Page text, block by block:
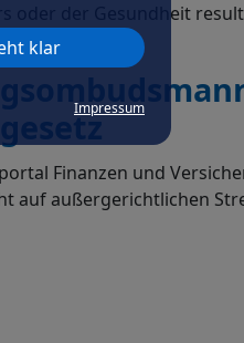
klar
Impressum
oder der Gesundheit
Finanzen und
auf außergerichtlichen